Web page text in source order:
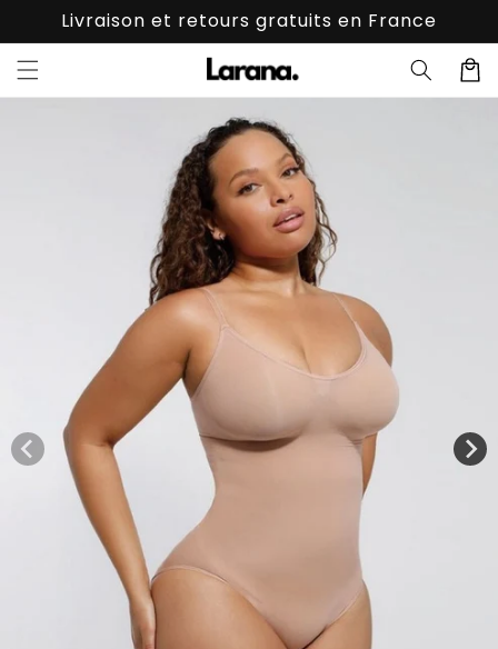
passer au
contenu
Livraison et retours gratuits en France
Panier
aux